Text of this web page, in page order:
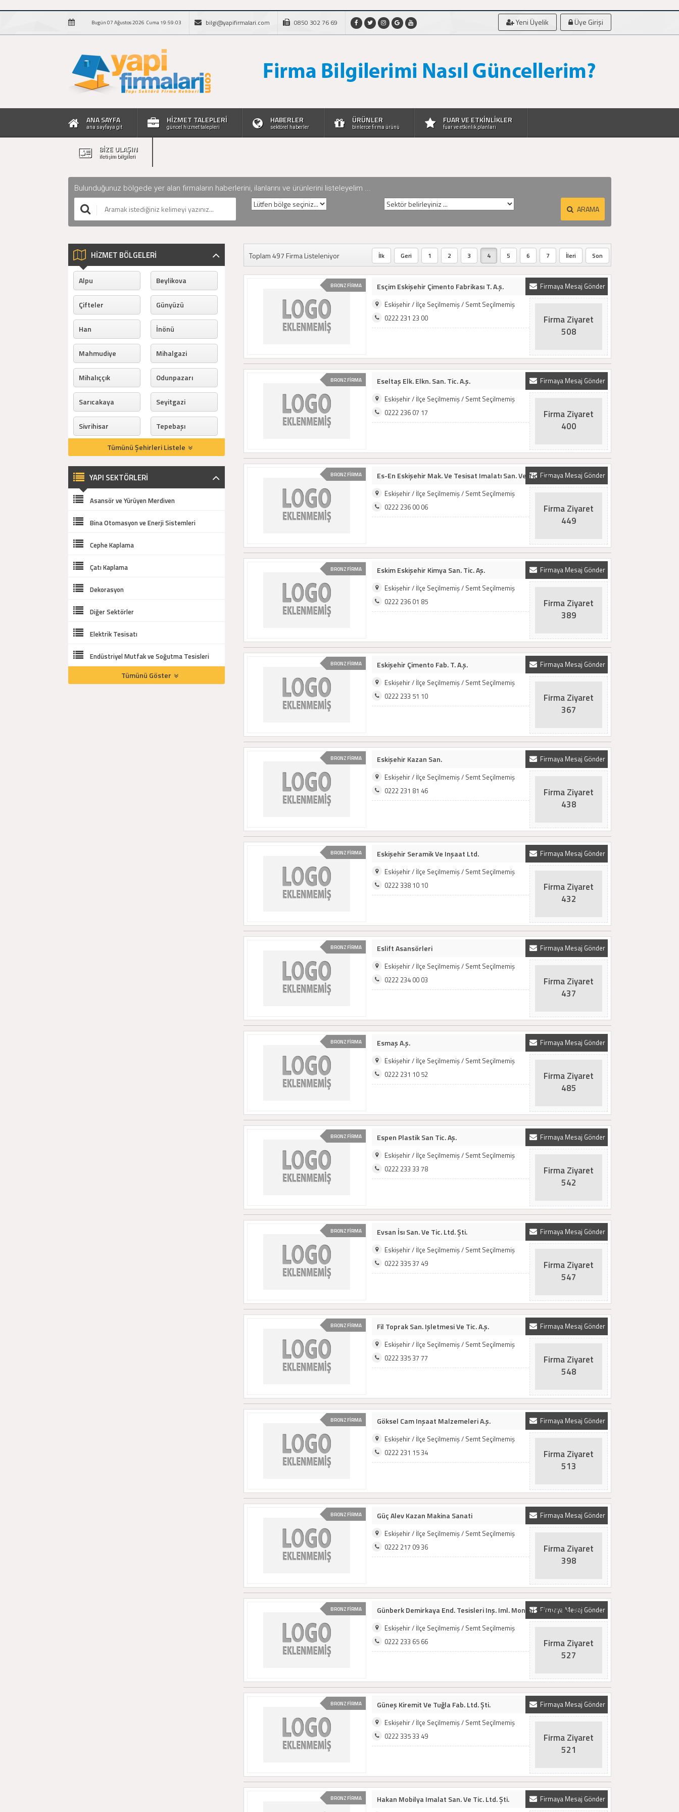
Bugün 07 Ağustos 2026 Cuma 19:59:04 bilgi@yapifirmalari.com 0850 302 76 69 Yeni Üyelik Üye Girişi
ANA SAYFA
ana sayfaya git
HİZMET TALEPLERİ
güncel hizmet talepleri
HABERLER
sektörel haberler
ÜRÜNLER
binlerce firma ürünü
FUAR VE ETKİNLİKLER
fuar ve etkinlik planları
BİZE ULAŞIN
iletişim bilgileri
Bulunduğunuz bölgede yer alan firmaların haberlerini, ilanlarını ve ürünlerini listeleyelim ...
ARAMA
HİZMET BÖLGELERİ
Alpu Beylikova
Çifteler Günyüzü
Han İnönü
Mahmudiye Mihalgazi
Mihalıççık Odunpazarı
Sarıcakaya Seyitgazi
Sivrihisar
Tepebaşı
Tümünü Şehirleri Listele
YAPI SEKTÖRLERİ
Asansör ve Yürüyen Merdiven
Bina Otomasyon ve Enerji Sistemleri
Cephe Kaplama
Çatı Kaplama
Dekorasyon
Diğer Sektörler
Elektrik Tesisatı
Endüstriyel Mutfak ve Soğutma Tesisleri
Tümünü Göster
Toplam 497 Firma Listeleniyor İlk Geri 1 2 3 4 5 6 7 İleri Son
BRONZ FİRMA Firmaya Mesaj Gönder
Esçim Eskişehir Çimento Fabrikası T. A.ş.
Eskişehir / İlçe Seçilmemiş / Semt Seçilmemiş
0222 231 23 00
Firma Ziyaret
508
BRONZ FİRMA Firmaya Mesaj Gönder
Eseltaş Elk. Elkn. San. Tic. A.ş.
Eskişehir / İlçe Seçilmemiş / Semt Seçilmemiş
0222 236 07 17
Firma Ziyaret
400
BRONZ FİRMA Firmaya Mesaj Gönder
Es-En Eskişehir Mak. Ve Tesisat Imalatı San. Ve Tic. A.ş.
Eskişehir / İlçe Seçilmemiş / Semt Seçilmemiş
0222 236 00 06
Firma Ziyaret
449
BRONZ FİRMA Firmaya Mesaj Gönder
Eskim Eskişehir Kimya San. Tic. Aş.
Eskişehir / İlçe Seçilmemiş / Semt Seçilmemiş
0222 236 01 85
Firma Ziyaret
389
BRONZ FİRMA Firmaya Mesaj Gönder
Eskişehir Çimento Fab. T. A.ş.
Eskişehir / İlçe Seçilmemiş / Semt Seçilmemiş
0222 233 51 10
Firma Ziyaret
367
BRONZ FİRMA Firmaya Mesaj Gönder
Eskişehir Kazan San.
Eskişehir / İlçe Seçilmemiş / Semt Seçilmemiş
0222 231 81 46
Firma Ziyaret
438
BRONZ FİRMA Firmaya Mesaj Gönder
Eskişehir Seramik Ve Inşaat Ltd.
Eskişehir / İlçe Seçilmemiş / Semt Seçilmemiş
0222 338 10 10
Firma Ziyaret
432
BRONZ FİRMA Firmaya Mesaj Gönder
Eslift Asansörleri
Eskişehir / İlçe Seçilmemiş / Semt Seçilmemiş
0222 234 00 03
Firma Ziyaret
437
BRONZ FİRMA Firmaya Mesaj Gönder
Esmaş A.ş.
Eskişehir / İlçe Seçilmemiş / Semt Seçilmemiş
0222 231 10 52
Firma Ziyaret
485
BRONZ FİRMA Firmaya Mesaj Gönder
Espen Plastik San Tic. Aş.
Eskişehir / İlçe Seçilmemiş / Semt Seçilmemiş
0222 233 33 78
Firma Ziyaret
542
BRONZ FİRMA Firmaya Mesaj Gönder
Evsan İsı San. Ve Tic. Ltd. Şti.
Eskişehir / İlçe Seçilmemiş / Semt Seçilmemiş
0222 335 37 49
Firma Ziyaret
547
BRONZ FİRMA Firmaya Mesaj Gönder
Fil Toprak San. Işletmesi Ve Tic. A.ş.
Eskişehir / İlçe Seçilmemiş / Semt Seçilmemiş
0222 335 37 77
Firma Ziyaret
548
BRONZ FİRMA Firmaya Mesaj Gönder
Göksel Cam Inşaat Malzemeleri A.ş.
Eskişehir / İlçe Seçilmemiş / Semt Seçilmemiş
0222 231 15 34
Firma Ziyaret
513
BRONZ FİRMA Firmaya Mesaj Gönder
Güç Alev Kazan Makina Sanati
Eskişehir / İlçe Seçilmemiş / Semt Seçilmemiş
0222 217 09 36
Firma Ziyaret
398
BRONZ FİRMA Firmaya Mesaj Gönder
Günberk Demirkaya End. Tesisleri Inş. Iml. Montaj San. Ve Tic. A.ş.
Eskişehir / İlçe Seçilmemiş / Semt Seçilmemiş
0222 233 65 66
Firma Ziyaret
527
BRONZ FİRMA Firmaya Mesaj Gönder
Güneş Kiremit Ve Tuğla Fab. Ltd. Şti.
Eskişehir / İlçe Seçilmemiş / Semt Seçilmemiş
0222 335 33 49
Firma Ziyaret
521
BRONZ FİRMA Firmaya Mesaj Gönder
Hakan Mobilya Imalat San. Ve Tic. Ltd. Şti.